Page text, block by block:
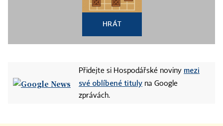
HRÁT
Přidejte si Hospodářské noviny mezi
své oblíbené tituly na Google
zprávách.